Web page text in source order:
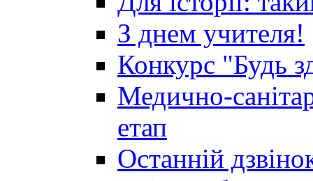
З днем учителя!
Конкурс "Будь
Медично-
етап
Останній